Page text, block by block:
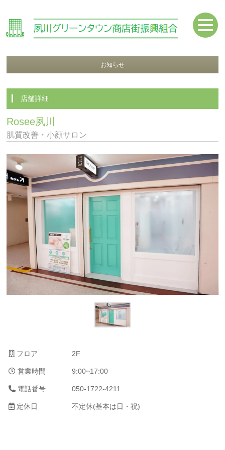
お知らせ
店舗詳細
Rosee夙川
肌質改善・小顔サロン
フロア 2F
営業時間 9:00~17:00
電話番号 050-1722-4211
定休日 不定休(基本は日・祝)